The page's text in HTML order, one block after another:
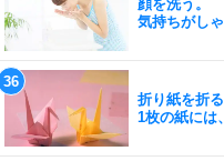
顔を洗う。
気持ちがし
折り紙を折る
1枚の紙には